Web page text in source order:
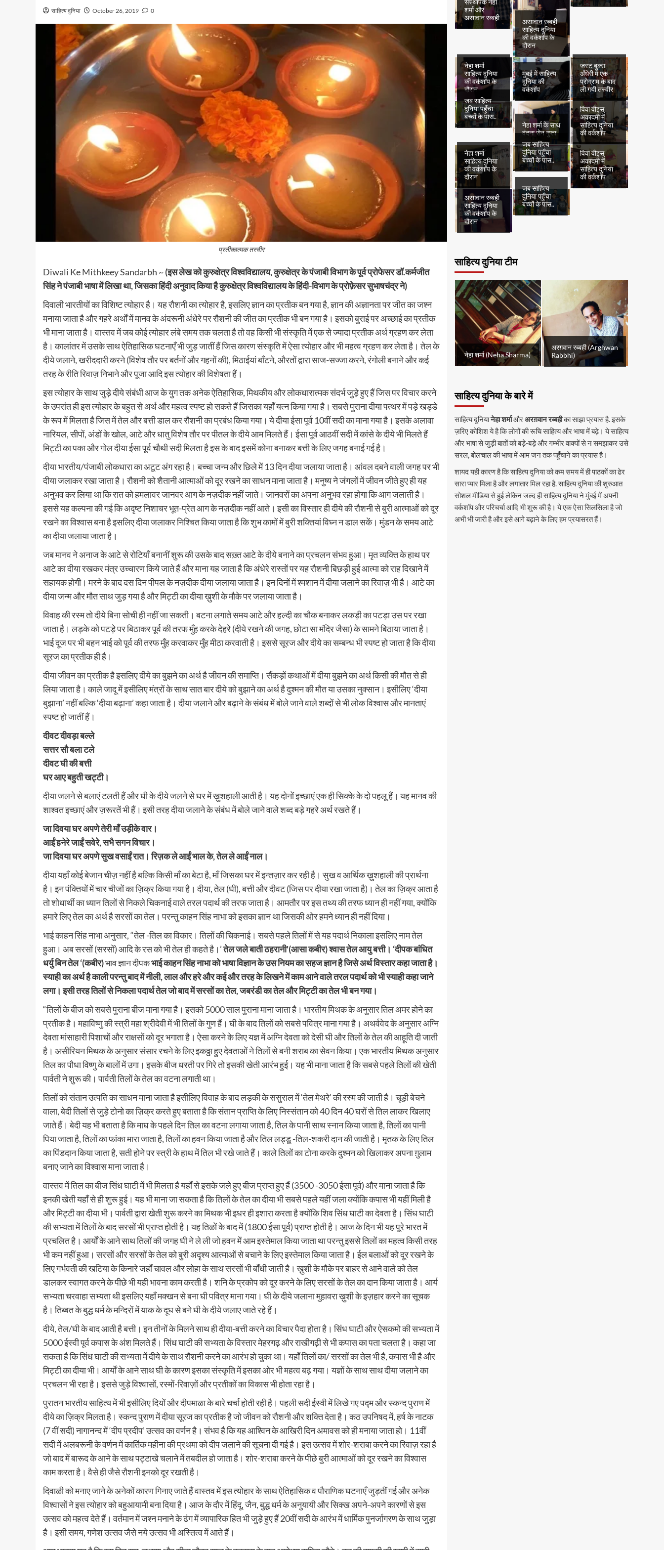
साहित्य दुनिया October 26, 2019 0
प्रतीकात्मक तस्वीर
Diwali Ke Mithkeey Sandarbh ~(इस लेख को कुरुक्षेत्र विश्वविद्यालय, कुरुक्षेत्र के पंजाबी विभाग के पूर्व प्रोफेसर डॉ.कर्मजीत
सिंह ने पंजाबी भाषा में लिखा था, जिसका हिंदी अनुवाद किया है कुरुक्षेत्र विश्वविद्यालय के हिंदी-विभाग के प्रोफ़ेसर सुभाषचंद्र ने)
दिवाली भारतीयों का विशिष्ट त्योहार है। यह रौशनी का त्योहार है, इसलिए ज्ञान का प्रतीक बन गया है, ज्ञान की अज्ञानता पर जीत का जश्न
मनाया जाता है और गहरे अर्थों में मानव के अंदरूनी अंधेरे पर रौशनी की जीत का प्रतीक भी बन गया है। इसको बुराई पर अच्छाई का प्रतीक
भी माना जाता है। वास्तव में जब कोई त्योहार लंबे समय तक चलता है तो वह किसी भी संस्कृति में एक से ज्यादा प्रतीक अर्थ ग्रहण कर लेता
है। कालांतर में उसके साथ ऐतिहासिक घटनाएँ भी जुड़ जातीं हैं जिस कारण संस्कृति में ऐसा त्योहार और भी महत्व ग्रहण कर लेता है। तेल के
दीये जलाने, खरीददारी करने (विशेष तौर पर बर्तनों और गहनों की), मिठाईयां बाँटने, औरतों द्वारा साज-सज्जा करने, रंगोली बनाने और कई
तरह के रीति रिवाज़ निभाने और पूजा आदि इस त्योहार की विशेषता हैं।
इस त्योहार के साथ जुड़े दीये संबंधी आज के युग तक अनेक ऐतिहासिक, मिथकीय और लोकधारात्मक संदर्भ जुड़े हुए हैं जिस पर विचार करने
के उपरांत ही इस त्योहार के बहुत से अर्थ और महत्व स्पष्ट हो सकते हैं जिसका यहाँ यत्न किया गया है। सबसे पुराना दीया पत्थर में पड़े खड्डे
के रूप में मिलता है जिस में तेल और बत्ती डाल कर रौशनी का प्रबंध किया गया। ये दीया ईसा पूर्व 10वीं सदी का माना गया है। इसके अलावा
नारियल, सीपों, अंडों के खोल, आटे और धातु विशेष तौर पर पीतल के दीये आम मिलते हैं। ईसा पूर्व आठवीं सदी में कांसे के दीये भी मिलते हैं
मिट्टी का पका और गोल दीया ईसा पूर्व चौथी सदी मिलता है इस के बाद इसमें कोना बनाकर बत्ती के लिए जगह बनाई गई है।
दीया भारतीय/पंजाबी लोकधारा का अटूट अंग रहा है। बच्चा जन्म और छिले में 13 दिन दीया जलाया जाता है। आंवल दबने वाली जगह पर भी
दीया जलाकर रखा जाता है। रौशनी को शैतानी आत्माओं को दूर रखने का साधन माना जाता है। मनुष्य ने जंगलों में जीवन जीते हुए ही यह
अनुभव कर लिया था कि रात को हमलावर जानवर आग के नज़दीक नहीं जाते। जानवरों का अपना अनुभव रहा होगा कि आग जलाती है।
इससे यह कल्पना की गई कि अदृष्ट निशाचर भूत-प्रेत आग के नज़दीक नहीं आते। इसी का विस्तार ही दीये की रौशनी से बुरी आत्माओं को दूर
रखने का विश्वास बना है इसलिए दीया जलाकर निश्चित किया जाता है कि शुभ कामों में बुरी शक्तियां विघ्न न डाल सकें। मुंडन के समय आटे
का दीया जलाया जाता है।
जब मानव ने अनाज के आटे से रोटियाँ बनानीं शुरू की उसके बाद सख़्त आटे के दीये बनाने का प्रचलन संभव हुआ। मृत व्यक्ति के हाथ पर
आटे का दीया रखकर मंत्र उच्चारण किये जाते हैं और माना यह जाता है कि अंधेरे रास्तों पर यह रौशनी बिछड़ी हुई आत्मा को राह दिखाने में
सहायक होगी। मरने के बाद दस दिन पीपल के नज़दीक दीया जलाया जाता है। इन दिनों में श्मशान में दीया जलाने का रिवाज़ भी है। आटे का
दीया जन्म और मौत साथ जुड़ गया है और मिट्टी का दीया ख़ुशी के मौके पर जलाया जाता है।
विवाह की रस्म तो दीये बिना सोची ही नहीं जा सकती। बटना लगाते समय आटे और हल्दी का चौक बनाकर लकड़ी का पटड़ा उस पर रखा
जाता है। लड़के को पटड़े पर बिठाकर पूर्व की तरफ मुँह करके देहरे (दीये रखने की जगह, छोटा सा मंदिर जैसा) के सामने बिठाया जाता है।
भाई दूज पर भी बहन भाई को पूर्व की तरफ मुँह करवाकर मुँह मीठा करवाती है। इससे सूरज और दीये का सम्बन्ध भी स्पष्ट हो जाता है कि दीया
सूरज का प्रतीक ही है।
दीया जीवन का प्रतीक है इसलिए दीये का बुझने का अर्थ है जीवन की समाप्ति। सैंकड़ों कथाओं में दीया बुझने का अर्थ किसी की मौत से ही
लिया जाता है। काले जादू में इसीलिए मंत्रों के साथ सात बार दीये को बुझाने का अर्थ है दुश्मन की मौत या उसका नुक्सान। इसीलिए ‘दीया
बुझाना’ नहीं बल्कि ‘दीया बढ़ाना’ कहा जाता है। दीया जलाने और बढ़ाने के संबंध में बोले जाने वाले शब्दों से भी लोक विश्वास और मानताएं
स्पष्ट हो जातीं हैं।
दीवट दीवड़ा बल्ले
सत्तर सौ बला टले
दीवट घी की बत्ती
घर आए बहुती खट्टी।
दीया जलने से बलाएं टलती हैं और घी के दीये जलने से घर में ख़ुशहाली आती है। यह दोनों इच्छाएं एक ही सिक्के के दो पहलू हैं। यह मानव की
शाश्वत इच्छाएं और ज़रूरतें भी हैं। इसी तरह दीया जलाने के संबंध में बोले जाने वाले शब्द बड़े गहरे अर्थ रखते हैं।
जा दिवया घर अपणे तेरी माँ उड़ीके वार।
आईं हनेरे जाईं सवेरे, सभै सगन विचार।
जा दिवया घर अपणे सुख वसाईं रात। रिज़क ले आईं भाल के, तेल ले आईं नाल।
दीया यहाँ कोई बेजान चीज़ नहीं है बल्कि किसी माँ का बेटा है, माँ जिसका घर में इन्तज़ार कर रही है। सुख व आर्थिक ख़ुशहाली की प्रार्थना
है। इन पंक्तियों में चार चीजों का ज़िक्र किया गया है। दीया, तेल (घी), बत्ती और दीवट (जिस पर दीया रखा जाता है)। तेल का ज़िक्र आता है
तो शोधार्थी का ध्यान तिलों से निकले चिकनाई वाले तरल पदार्थ की तरफ जाता है। आमतौर पर इस तथ्य की तरफ ध्यान ही नहीं गया, क्योंकि
हमारे लिए तेल का अर्थ है सरसों का तेल। परन्तु काहन सिंह नाभा को इसका ज्ञान था जिसकी ओर हमने ध्यान ही नहीं दिया।
भाई काहन सिंह नाभा अनुसार, “तेल -तिल का विकार। तिलों की चिकनाई। सबसे पहले तिलों में से यह पदार्थ निकाला इसलिए नाम तेल
हुआ। अब सरसों (सरसों) आदि के रस को भी तेल ही कहते है।’तेल जले बाती ठहरानी'(आसा कबीर) श्वास तेल आयु बत्ती। ‘दीपक बांधित
धर्यु बिन तेल ‘(कबीर)भाव ज्ञान दीपकभाई काहन सिंह नाभा को भाषा विज्ञान के उस नियम का सहज ज्ञान है जिसे अर्थ विस्तार कहा जाता है।
स्याही का अर्थ है काली परन्तु बाद में नीली, लाल और हरे और कई और तरह के लिखने में काम आने वाले तरल पदार्थ को भी स्याही कहा जाने
लगा। इसी तरह तिलों से निकला पदार्थ तेल जो बाद में सरसों का तेल, जबरंडी का तेल और मिट्टी का तेल भी बन गया।
“तिलों के बीज को सबसे पुराना बीज माना गया है। इसको 5000 साल पुराना माना जाता है। भारतीय मिथक के अनुसार तिल अमर होने का
प्रतीक है। महाविष्णु की स्त्री महा श्रीदेवी में भी तिलों के गुण हैं। घी के बाद तिलों को सबसे पवित्र माना गया है। अथर्ववेद के अनुसार अग्नि
देवता मांसाहारी पिशाचों और राक्षसों को दूर भगाता है। ऐसा करने के लिए यज्ञ में अग्नि देवता को देसी घी और तिलों के तेल की आहूति दी जाती
है। असीरियन मिथक के अनुसार संसार रचने के लिए इकठ्ठा हुए देवताओं ने तिलों से बनी शराब का सेवन किया। एक भारतीय मिथक अनुसार
तिल का पौधा विष्णु के बालों में उगा। इसके बीज धरती पर गिरे तो इसकी खेती आरंभ हुई। यह भी माना जाता है कि सबसे पहले तिलों की खेती
पार्वती ने शुरू की। पार्वती तिलों के तेल का वटना लगाती था।
तिलों को संतान उत्पति का साधन माना जाता है इसीलिए विवाह के बाद लड़की के ससुराल में ‘तेल मेथरे’ की रस्म की जाती है। चूड़ी बेचने
वाला, बेदी तिलों से जुड़े टोनो का ज़िक्र करते हुए बताता है कि संतान प्राप्ति के लिए निस्संतान को 40 दिन 40 घरों से तिल लाकर खिलाए
जाते हैं। बेदी यह भी बताता है कि माघ के पहले दिन तिल का वटना लगाया जाता है, तिल के पानी साथ स्नान किया जाता है, तिलों का पानी
पिया जाता है, तिलों का फांका मारा जाता है, तिलों का हवन किया जाता है और तिल लड्डू -तिल-शकरी दान की जाती है। मृतक के लिए तिल
का पिंडदान किया जाता है, सती होने पर स्त्री के हाथ में तिल भी रखे जाते हैं। काले तिलों का टोना करके दुश्मन को खिलाकर अपना ग़ुलाम
बनाए जाने का विश्वास माना जाता है।
वास्तव में तिल का बीज सिंध घाटी में भी मिलता है यहाँ से इसके जले हुए बीज प्राप्त हुए हैं (3500 -3050 ईसा पूर्व) और माना जाता है कि
इनकी खेती यहाँ से ही शुरू हुई। यह भी माना जा सकता है कि तिलों के तेल का दीया भी सबसे पहले यहीं जला क्योंकि कपास भी यहीं मिली है
और मिट्टी का दीया भी। पार्वती द्वारा खेती शुरू करने का मिथक भी इधर ही इशारा करता है क्योंकि शिव सिंध घाटी का देवता है। सिंध घाटी
की सभ्यता में तिलों के बाद सरसों भी प्राप्त होती है। यह तिळों के बाद में (1800 ईसा पूर्व) प्राप्त होती है। आज के दिन भी यह पूरे भारत में
प्रचलित है। आर्यों के आने साथ तिलों की जगह घी ने ले ली जो हवन में आम इस्तेमाल किया जाता था परन्तु इससे तिलों का महत्व किसी तरह
भी कम नहीं हुआ। सरसों और सरसों के तेल को बुरी अदृश्य आत्माओं से बचाने के लिए इस्तेमाल किया जाता है। ईल बलाओं को दूर रखने के
लिए गर्भवती की खटिया के किनारे जहाँ चावल और लोहा के साथ सरसों भी बाँधी जाती है। ख़ुशी के मौके पर बाहर से आने वाले को तेल
डालकर स्वागत करने के पीछे भी यही भावना काम करती है। शनि के प्रकोप को दूर करने के लिए सरसों के तेल का दान किया जाता है। आर्य
सभ्यता चरवाहा सभ्यता थी इसलिए यहाँ मक्खन से बना घी पवित्र माना गया। घी के दीये जलाना मुहावरा ख़ुशी के इज़हार करने का सूचक
है। तिब्बत के बुद्ध धर्म के मन्दिरों में याक के दूध से बने घी के दीये जलाए जाते रहे हैं।
दीये, तेल/घी के बाद आती है बत्ती। इन तीनों के मिलने साथ ही दीया-बत्ती करने का विचार पैदा होता है। सिंध घाटी और ऐसकमो की सभ्यता में
5000 ईस्वी पूर्व कपास के अंश मिलते हैं। सिंध घाटी की सभ्यता के विस्तार मेहरगढ़ और राखीगढ़ी से भी कपास का पता चलता है। कहा जा
सकता है कि सिंध घाटी की सभ्यता में दीये के साथ रौशनी करने का आरंभ हो चुका था। यहाँ तिलों का/ सरसों का तेल भी है, कपास भी है और
मिट्टी का दीया भी। आर्यों के आने साथ घी के कारण इसका संस्कृति में इसका ओर भी महत्व बढ़ गया। यज्ञों के साथ साथ दीया जलाने का
प्रचलन भी रहा है। इससे जुड़े विश्वासों, रस्मों-रिवाज़ों और प्रतीकों का विकास भी होता रहा है।
पुरातन भारतीय साहित्य में भी इसीलिए दियों और दीपमाळा के बारे चर्चा होती रही है। पहली सदी ईस्वी में लिखे गए पद्म और स्कन्द पुराण में
दीये का ज़िक्र मिलता है। स्कन्द पुराण में दीया सूरज का प्रतीक है जो जीवन को रौशनी और शक्ति देता है। कठ उपनिषद में, हर्ष के नाटक
(7 वीं सदी) नागानन्द में ‘दीप प्रदीप’ उत्सव का वर्णन है। संभव है कि यह आश्विन के आखिरी दिन अमावस को ही मनाया जाता हो। 11वीं
सदी में अलबरूनी के वर्णन में कार्तिक महीना की प्रथमा को दीप जलाने की सूचना दी गई है। इस उत्सव में शोर-शराबा करने का रिवाज़ रहा है
जो बाद में बारूद के आने के साथ पट्टाखे चलाने में तबदील हो जाता है। शोर-शराबा करने के पीछे बुरी आत्माओं को दूर रखने का विश्वास
काम करता है। वैसे ही जैसे रौशनी इनको दूर रखती है।
दिवाळी को मनाए जाने के अनेकों कारण गिनाए जाते हैं वास्तव में इस त्योहार के साथ ऐतिहासिक व पौराणिक घटनाएँ जुड़तीं गई और अनेक
विश्वासों ने इस त्योहार को बहुआयामी बना दिया है। आज के दौर में हिंदू, जैन, बुद्ध धर्म के अनुयायी और सिक्ख अपने-अपने कारणों से इस
उत्सव को महत्व देते हैं। वर्तमान में जश्न मनाने के ढंग में व्यापारिक हित भी जुड़े हुए हैं 20वीं सदी के आरंभ में धार्मिक पुनर्जागरण के साथ जुड़ा
है। इसी समय, गणेश उत्सव जैसे नये उत्सव भी अस्तित्व में आते हैं।
संस्थापक नेहा
शर्मा और
अरग़वान रब्बही
अरग़वान रब्बही
साहित्य दुनिया
की वर्कशॉप के
दौरान
नेहा शर्मा
साहित्य दुनिया
की वर्कशॉप के
दौरान
मुंबई में साहित्य
दुनिया की
वर्कशॉप
जस्ट बुक्स
अँधेरी में एक
प्रोग्राम के बाद
ली गयी तस्वीर
जब साहित्य
दुनिया पहुँचा
बच्चों के पास..
नेहा शर्मा के साथ
वंदना सेन गुप्ता
विवा वौइस्
अकादमी में
साहित्य दुनिया
की वर्कशॉप
नेहा शर्मा
साहित्य दुनिया
की वर्कशॉप के
दौरान
जब साहित्य
दुनिया पहुँचा
बच्चों के पास..
विवा वौइस्
अकादमी में
साहित्य दुनिया
की वर्कशॉप
अरग़वान रब्बही
साहित्य दुनिया
की वर्कशॉप के
दौरान
जब साहित्य
दुनिया पहुँचा
बच्चों के पास..
साहित्य दुनिया टीम
नेहा शर्मा (Neha Sharma)
अरग़वान रब्बही (Arghwan
Rabbhi)
साहित्य दुनिया के बारे में
साहित्य दुनियानेहा शर्माऔरअरग़वान रब्बहीका साझा प्रयास है. इसके
ज़रिए कोशिश ये है कि लोगों की रूचि साहित्य और भाषा में बढ़े। ये साहित्य
और भाषा से जुड़ी बातों को बड़े-बड़े और गम्भीर वाक्यों से न समझाकर उसे
सरल, बोलचाल की भाषा में आम जन तक पहुँचाने का प्रयास है।
शायद यही कारण है कि साहित्य दुनिया को कम समय में ही पाठकों का ढेर
सारा प्यार मिला है और लगातार मिल रहा है. साहित्य दुनिया की शुरुआत
सोशल मीडिया से हुई लेकिन जल्द ही साहित्य दुनिया ने मुंबई में अपनी
वर्कशॉप और परिचर्चा आदि भी शुरू की है। ये एक ऐसा सिलसिला है जो
अभी भी जारी है और इसे आगे बढ़ाने के लिए हम प्रयासरत हैं।